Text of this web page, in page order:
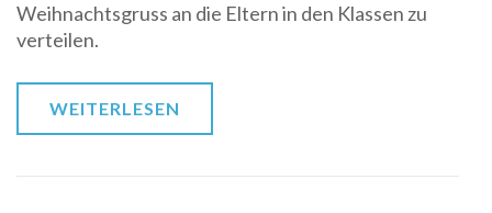
Weihnachtsgruss an die Eltern in den Klassen zu
verteilen.
WEITERLESEN